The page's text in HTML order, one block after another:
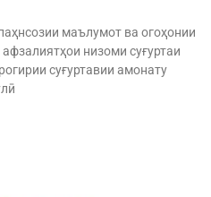
маълумот ва огоҳонии
низоми суғуртаи
суғуртавии амонату